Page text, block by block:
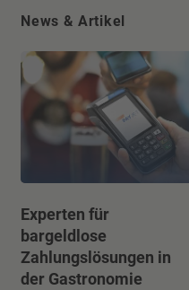
News & Artikel
Experten für
bargeldlose
Zahlungslösungen in
der Gastronomie